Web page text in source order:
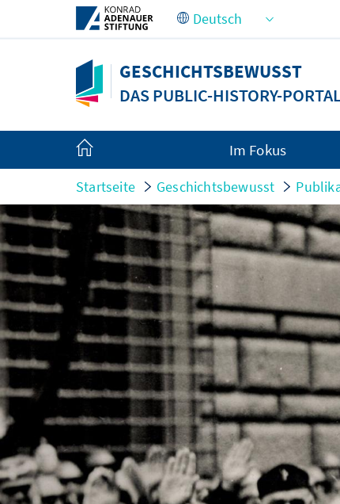
Zum Hauptinhalt springen
GESCHICHTSBEWUSST
DAS PUBLIC-HISTORY-
Im Fokus
Startseite Geschichtsbewusst